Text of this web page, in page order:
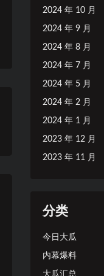
2024 年 10 月
2024 年 9 月
2024 年 8 月
2024 年 7 月
2024 年 5 月
2024 年 2 月
2024 年 1 月
2023 年 12 月
2023 年 11 月
分类
今日大瓜
内幕爆料
大瓜汇总